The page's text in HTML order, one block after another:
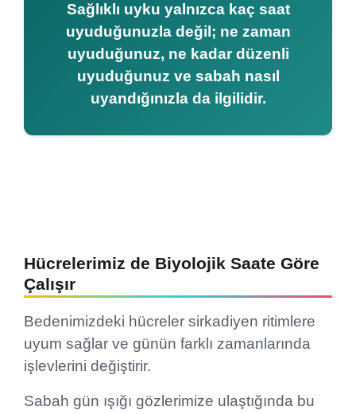
Sağlıklı uyku yalnızca kaç saat
uyuduğunuzla değil; ne zaman
uyuduğunuz, ne kadar düzenli
uyuduğunuz ve sabah nasıl
uyandığınızla da ilgilidir.
Hücrelerimiz de Biyolojik Saate Göre
Çalışır
Bedenimizdeki hücreler sirkadiyen ritimlere
uyum sağlar ve günün farklı zamanlarında
işlevlerini değiştirir.
Sabah gün ışığı gözlerimize ulaştığında bu